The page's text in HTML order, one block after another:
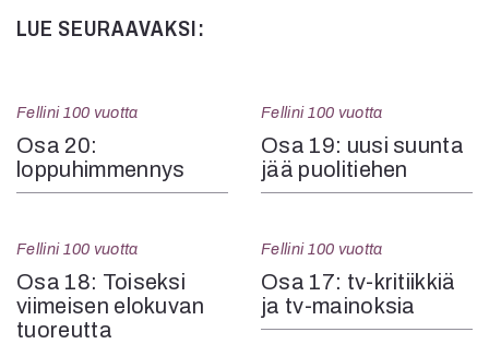
LUE SEURAAVAKSI:
Fellini 100 vuotta
Osa 20:
loppuhimmennys
Fellini 100 vuotta
Osa 19: uusi suunta
jää puolitiehen
Fellini 100 vuotta
Osa 18: Toiseksi
viimeisen elokuvan
tuoreutta
Fellini 100 vuotta
Osa 17: tv-kritiikkiä
ja tv-mainoksia